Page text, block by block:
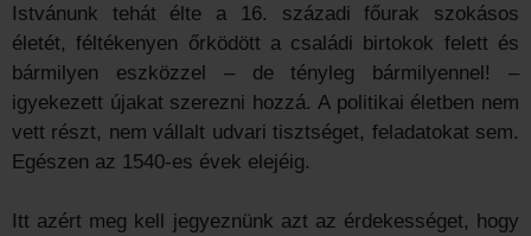
Istvánunk tehát élte a 16. századi főurak szokásos
életét, féltékenyen őrködött a családi birtokok felett és
bármilyen eszközzel – de tényleg bármilyennel! –
igyekezett újakat szerezni hozzá. A politikai életben nem
vett részt, nem vállalt udvari tisztséget, feladatokat sem.
Egészen az 1540-es évek elejéig.
Itt azért meg kell jegyeznünk azt az érdekességet, hogy